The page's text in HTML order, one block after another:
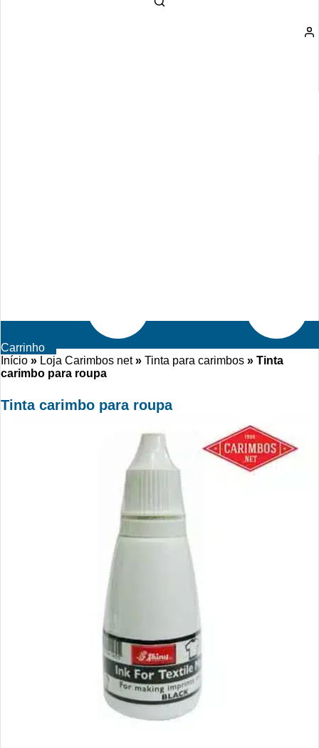
Carrinho
Início » Loja Carimbos net» Tinta para carimbos » Tinta
carimbo para roupa
Tinta carimbo para roupa